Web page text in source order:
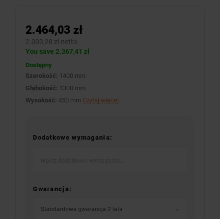
2.464,03 zł
2.003,28 zł netto
You save 2.367,41 zł
Dostępny
Szerokość: 1400 mm
Głębokość: 1300 mm
Wysokość: 450 mm Czytaj więcej
Dodatkowe wymagania:
Gwarancja:
Standardowa gwarancja 2 lata